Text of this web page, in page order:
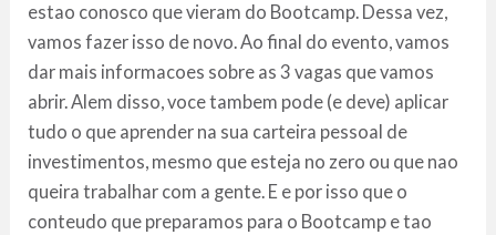
estao conosco que vieram do Bootcamp. Dessa vez,
vamos fazer isso de novo. Ao final do evento, vamos
dar mais informacoes sobre as 3 vagas que vamos
abrir. Alem disso, voce tambem pode (e deve) aplicar
tudo o que aprender na sua carteira pessoal de
investimentos, mesmo que esteja no zero ou que nao
queira trabalhar com a gente. E e por isso que o
conteudo que preparamos para o Bootcamp e tao